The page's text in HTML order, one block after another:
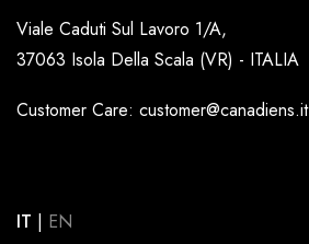
Viale Caduti Sul Lavoro 1/A,
37063 Isola Della Scala (VR) - ITALIA
Customer Care: customer@canadiens.it
IT | EN